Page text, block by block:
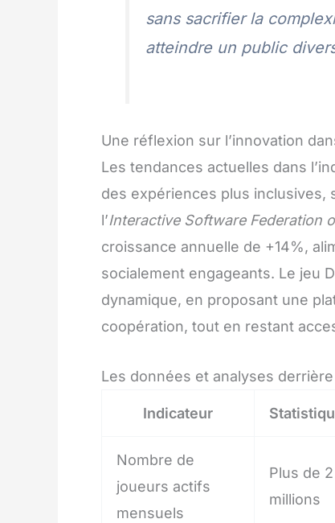
sans sacrifier la
atteindre un public
Une réflexion sur l’innovation
Les tendances actuelles dans
des expériences plus inclusives,
l’Interactive Software Federation
croissance annuelle de +14%,
socialement engageants. Le jeu
dynamique, en proposant une
coopération, tout en restant
Les données et analyses
Indicateur
Nombre de
joueurs actifs
mensuels
Plus de 2
millions